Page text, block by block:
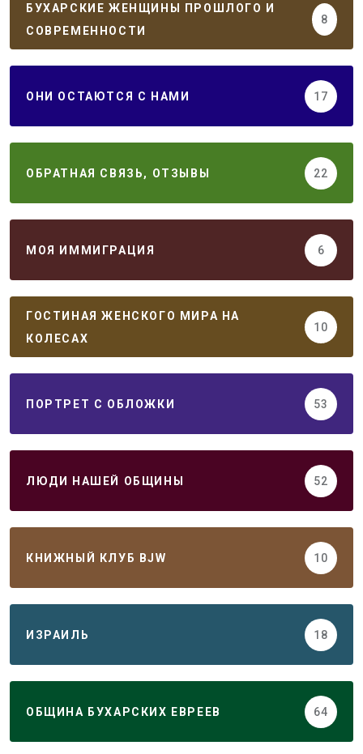
БУХАРСКИЕ ЖЕНЩИНЫ ПРОШЛОГО И
СОВРЕМЕННОСТИ
8
ОНИ ОСТАЮТСЯ С НАМИ 17
ОБРАТНАЯ СВЯЗЬ, ОТЗЫВЫ 22
МОЯ ИММИГРАЦИЯ 6
ГОСТИНАЯ ЖЕНСКОГО МИРА НА
КОЛЕСАХ
10
ПОРТРЕТ С ОБЛОЖКИ 53
ЛЮДИ НАШЕЙ ОБЩИНЫ 52
КНИЖНЫЙ КЛУБ BJW 10
ИЗРАИЛЬ 18
ОБЩИНА БУХАРСКИХ ЕВРЕЕВ 64